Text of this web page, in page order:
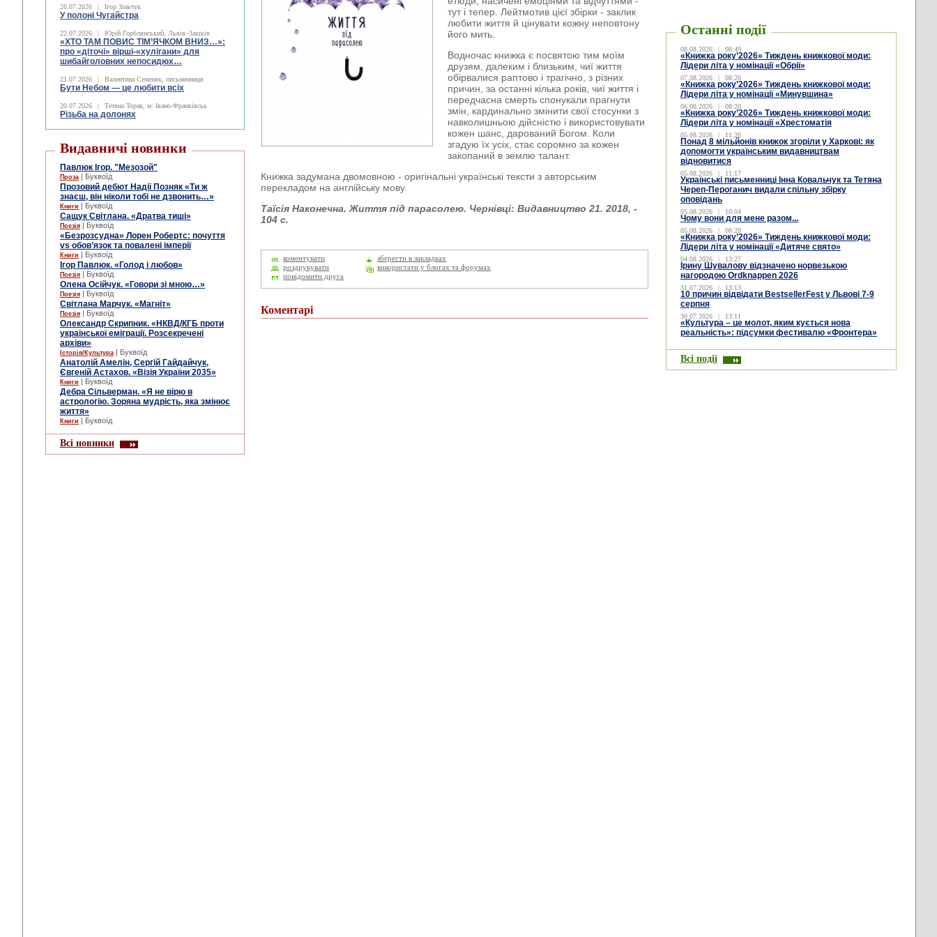
26.07.2026 | Ігор Зіньчук
У полоні Чугайстра
22.07.2026 | Юрій Горблянський, Львів–Зашків
«ХТО ТАМ ПОВИС ТІМ’ЯЧКОМ ВНИЗ…»:
про «діточі» вірші-«хулігани» для
шибайголовних непосидюх…
21.07.2026 | Валентина Семеняк, письменниця
Бути Небом ― це любити всіх
20.07.2026 | Тетяна Торак, м. Івано-Франківськ
Різьба на долонях
Видавничі новинки
Павлюк Ігор. "Мезозой"
Проза | Буквоїд
Прозовий дебют Надії Позняк «Ти ж
знаєш, він ніколи тобі не дзвонить…»
Книги | Буквоїд
Сащук Світлана. «Дратва тиші»
Поезія | Буквоїд
«Безрозсудна» Лорен Робертс: почуття
vs обов’язок та повалені імперії
Книги | Буквоїд
Ігор Павлюк. «Голод і любов»
Поезія | Буквоїд
Олена Осійчук. «Говори зі мною…»
Поезія | Буквоїд
Світлана Марчук. «Магніт»
Поезія | Буквоїд
Олександр Скрипник. «НКВД/КГБ проти
української еміграції. Розсекречені
архіви»
Історія/Культура | Буквоїд
Анатолій Амелін, Сергій Гайдайчук,
Євгеній Астахов. «Візія України 2035»
Книги | Буквоїд
Дебра Сільверман. «Я не вірю в
астрологію. Зоряна мудрість, яка змінює
життя»
Книги | Буквоїд
Всі новинки
тут і тепер. Лейтмотив цієї збірки - заклик
любити життя й цінувати кожну неповтону
його мить.
Водночас книжка є посвятою тим моїм
друзям, далеким і близьким, чиї життя
обірвалися раптово і трагічно, з різних
причин, за останні кілька років, чиї життя і
передчасна смерть спонукали прагнути
змін, кардинально змінити свої стосунки з
навколишньою дійсністю і використовувати
кожен шанс, дарований Богом. Коли
згадую їх усіх, стає соромно за кожен
закопаний в землю талант.
Книжка задумана двомовною - оригінальні українські тексти з авторським
перекладом на англійську мову.
Таїсія Наконечна. Життя під парасолею. Чернівці: Видавництво 21. 2018, -
104 с.
коментувати
зберегти в закладках
роздрукувати
використати у блогах та форумах
повідомити друга
Коментарі
Останні події
08.08.2026 | 08:49
«Книжка року’2026» Тиждень книжкової моди:
Лідери літа у номінації «Обрії»
07.08.2026 | 08:20
«Книжка року’2026» Тиждень книжкової моди:
Лідери літа у номінації «Минувшина»
06.08.2026 | 08:20
«Книжка року’2026» Тиждень книжкової моди:
Лідери літа у номінації «Хрестоматія
05.08.2026 | 11:26
Понад 8 мільйонів книжок згоріли у Харкові: як
допомогти українським видавництвам
відновитися
05.08.2026 | 11:17
Українські письменниці Інна Ковальчук та Тетяна
Череп-Пероганич видали спільну збірку
оповідань
05.08.2026 | 10:04
Чому вони для мене разом...
05.08.2026 | 08:28
«Книжка року’2026» Тиждень книжкової моди:
Лідери літа у номінації «Дитяче свято»
04.08.2026 | 13:27
Ірину Шувалову відзначено норвезькою
нагородою Ordknappen 2026
31.07.2026 | 13:13
10 причин відвідати BestsellerFest у Львові 7-9
серпня
30.07.2026 | 13:11
«Культура – це молот, яким кується нова
реальність»: підсумки фестивалю «Фронтера»
Всі події